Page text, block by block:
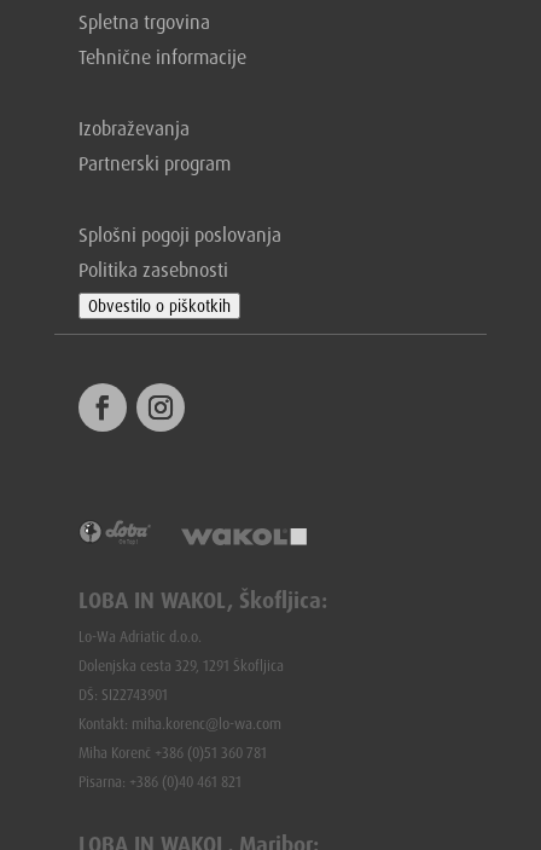
Spletna trgovina
Tehnične informacije
Izobraževanja
Partnerski program
Splošni pogoji poslovanja
Politika zasebnosti
Obvestilo o piškotkih
LOBA IN WAKOL, Škofljica:
Lo-Wa Adriatic d.o.o.
Dolenjska cesta 329, 1291 Škofljica
DŠ: SI22743901
Kontakt: miha.korenc@lo-wa.com
Miha Korenč +386 (0)51 360 781
Pisarna: +386 (0)40 461 821
LOBA IN WAKOL, Maribor: